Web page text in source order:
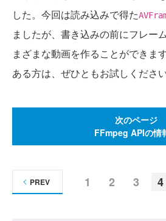
した。今回は読み込みで得た
ましたが、書き込みの前にフレー
まざまな動画を作ることができま
ある方は、ぜひともお試しください
次のページ
FFmpeg APIの情
1 2 3 4
PREV